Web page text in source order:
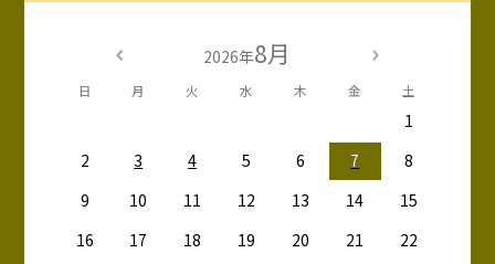
2026年8月
日 月 火 水 木 金 土
1
2
3 4 5 6 7
8
9
10 11 12 13 14
15
16
17 18 19 20 21
22